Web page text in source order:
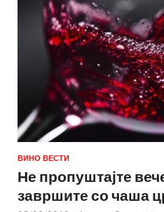
ВИНО ВЕСТИ
Не пропуштајте
завршите со чаша